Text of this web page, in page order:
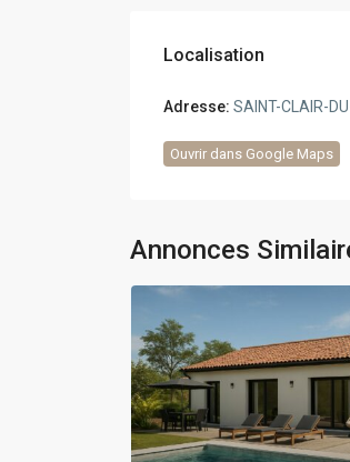
Localisation
Adresse: SAINT-CLAIR-
Ouvrir dans Google Maps
Annonces